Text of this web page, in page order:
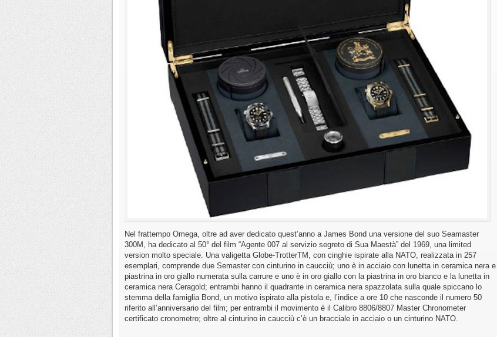
Nel frattempo Omega, oltre ad aver dedicato quest’anno a James Bond una versione del suo Seamaster
300M, ha dedicato al 50° del film “Agente 007 al servizio segreto di Sua Maestà” del 1969, una limited
version molto speciale. Una valigetta Globe-TrotterTM, con cinghie ispirate alla NATO, realizzata in 257
esemplari, comprende due Semaster con cinturino in caucciù; uno è in acciaio con lunetta in ceramica nera e
piastrina in oro giallo numerata sulla carrure e uno è in oro giallo con la piastrina in oro bianco e la lunetta in
ceramica nera Ceragold; entrambi hanno il quadrante in ceramica nera spazzolata sulla quale spiccano lo
stemma della famiglia Bond, un motivo ispirato alla pistola e, l’indice a ore 10 che nasconde il numero 50
riferito all’anniversario del film; per entrambi il movimento è il Calibro 8806/8807 Master Chronometer
certificato cronometro; oltre al cinturino in caucciù c’è un bracciale in acciaio o un cinturino NATO.